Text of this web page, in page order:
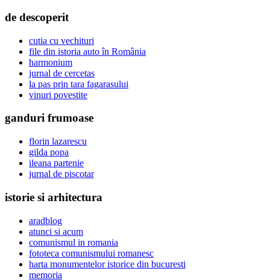
de descoperit
cutia cu vechituri
file din istoria auto în România
harmonium
jurnal de cercetas
la pas prin tara fagarasului
vinuri povestite
ganduri frumoase
florin lazarescu
gilda popa
ileana partenie
jurnal de piscotar
istorie si arhitectura
aradblog
atunci si acum
comunismul in romania
fototeca comunismului romanesc
harta monumentelor istorice din bucuresti
memoria